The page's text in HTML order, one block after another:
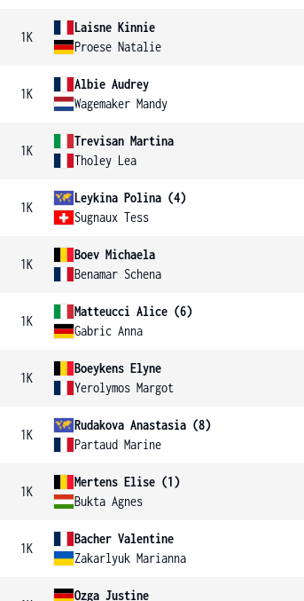
1K
Laisne Kinnie
Proese Natalie
1K
Albie Audrey
Wagemaker Mandy
1K
Trevisan Martina
Tholey Lea
1K
Leykina Polina (4)
Sugnaux Tess
1K
Boev Michaela
Benamar Schena
1K
Matteucci Alice (6)
Gabric Anna
1K
Boeykens Elyne
Yerolymos Margot
1K
Rudakova Anastasia (8)
Partaud Marine
1K
Mertens Elise (1)
Bukta Agnes
1K
Bacher Valentine
Zakarlyuk Marianna
Ozga Justine